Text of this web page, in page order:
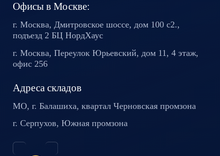
Офисы в Москве:
г. Москва, Дмитровское шоссе,дом 100 с2.,
подъезд 2 БЦНордХаус
г. Москва, Переулок Юрьевский, дом 11, 4 этаж,
офис 256
Адреса складов
МО, г. Балашиха, кварталЧерновская промзона
г. Серпухов, Южная промзона